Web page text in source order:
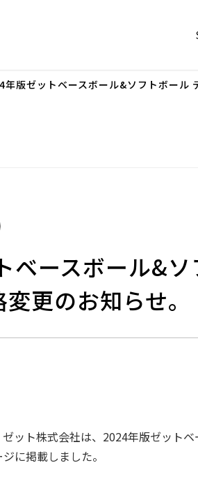
年版ゼットベースボール&ソフトボール
ベースボール&
更のお知らせ。
ゼット株式会社は、2024年版ゼット
に掲載しました。